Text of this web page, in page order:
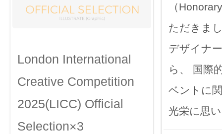
（
ただきま
デザイナ
ら、 国際
ベントに
光栄に思
London International
Creative Competition
2025(LICC) Official
Selection×3